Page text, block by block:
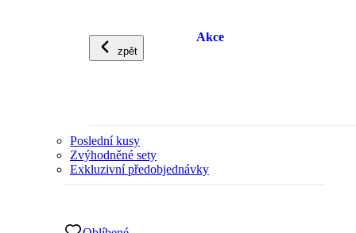
zpět
Akce
Poslední kusy
Zvýhodněné sety
Exkluzivní předobjednávky